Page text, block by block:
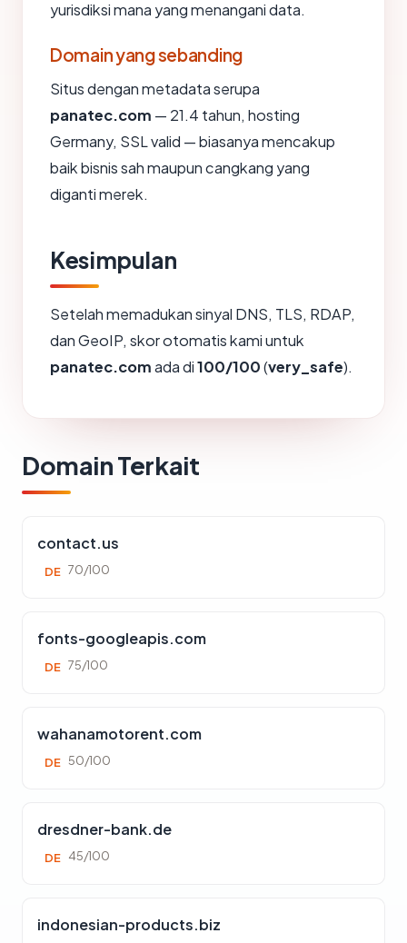
yurisdiksi mana yang menangani data.
Domain yang sebanding
Situs dengan metadata serupa
panatec.com — 21.4 tahun, hosting
Germany, SSL valid — biasanya mencakup
baik bisnis sah maupun cangkang yang
diganti merek.
Kesimpulan
Setelah memadukan sinyal DNS, TLS, RDAP,
dan GeoIP, skor otomatis kami untuk
panatec.comada di100/100(very_safe).
Domain Terkait
contact.us
DE 70/100
fonts-googleapis.com
DE 75/100
wahanamotorent.com
DE 50/100
dresdner-bank.de
DE 45/100
indonesian-products.biz